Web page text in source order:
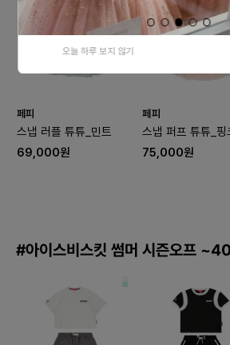
오늘 하루 보지 않기
페피
스냅 러플 튜튜_민트
69,000원
페피
스냅 퍼프 튜튜_핑
75,000원
#아이스비스킷 썸머 시즌오프